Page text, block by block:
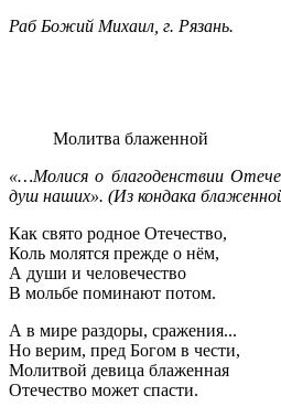
Раб Божий Михаил, г. Рязань.
Молитва блаженной
«…Молися о благоденствии
душ наших». (Из кондака
Как свято родное Отечество,
Коль молятся прежде о нём,
А души и человечество
В мольбе поминают потом.
А в мире раздоры, сражения...
Но верим, пред Богом в чести,
Молитвой девица блаженная
Отечество может спасти.